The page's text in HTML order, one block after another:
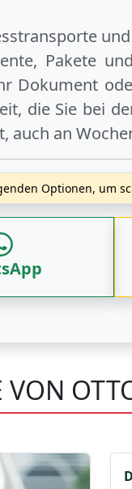
Pakete
Dokument
die Sie bei
auch an
Optionen, um
VON